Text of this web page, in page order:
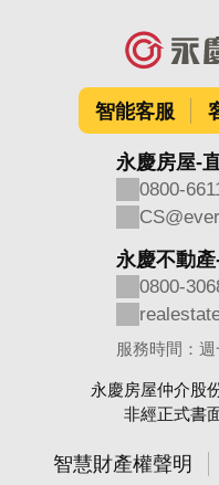
智能客服
永慶房屋-
0800-
永慶不動
0800-
服務時間：
永慶房屋仲介股
非經正式書
智慧財產權聲明